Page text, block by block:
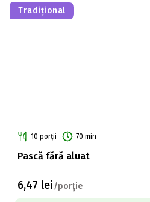
Tradițional
10 porții 70 min
Pască fără aluat
6,47 lei/porție